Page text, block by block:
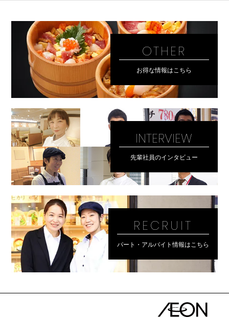
OTHER
お得な情報はこちら
INTERVIEW
先輩社員のインタビュー
RECRUIT
パート・アルバイト情報はこちら